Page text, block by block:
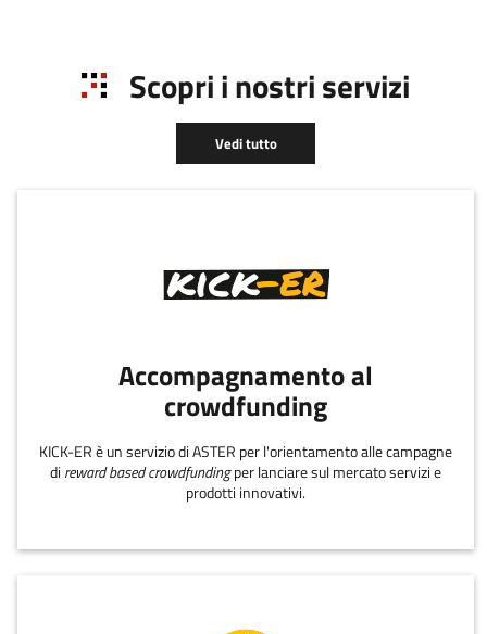
Scopri i nostri servizi
Vedi tutto
Accompagnamento al
crowdfunding
KICK-ER è un servizio di ASTER per l'orientamento alle campagne
di reward based crowdfundingper lanciare sul mercato servizi e
prodotti innovativi.